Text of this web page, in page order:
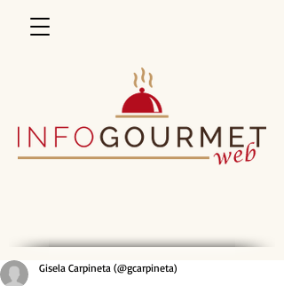
Gisela Carpineta (@gcarpineta)